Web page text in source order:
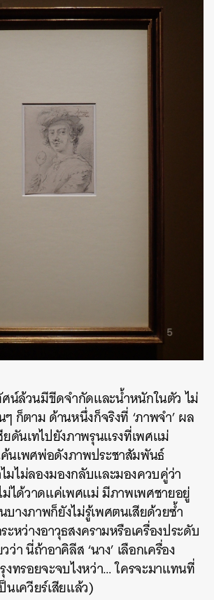
น์ล้วนมีขีดจำกัดและน้ำหนักในตัว ไม่
ก็ตาม ด้านหนึ่งก็จริงที่ ‘ภาพจำ’ ผล
ยดันเทไปยังภาพรุนแรงที่เพศแม่
นเพศพ่อดังภาพประชาสัมพันธ์
มไม่ลองมองกลับและมองควบคู่ว่า
ม่ได้วาดแค่เพศแม่ มีภาพเพศชายอยู่
บางภาพก็ยังไม่รู้เพศตนเสียด้วยซ้ำ
หว่างอาวุธสงครามหรือเครื่องประดับ
า นี่ถ้าอาคิลีส ‘นาง’ เลือกเครื่อง
งทรอยจะจบไงหว่า… ใครจะมาแทนที่
นเควียร์เสียแล้ว)